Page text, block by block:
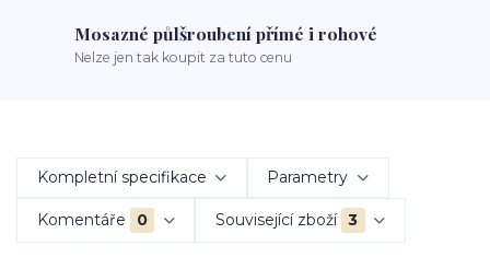
Mosazné půlšroubení přímé i rohové
Nelze jen tak koupit za tuto cenu
Kompletní specifikace Parametry
Komentáře 0 Související zboží 3